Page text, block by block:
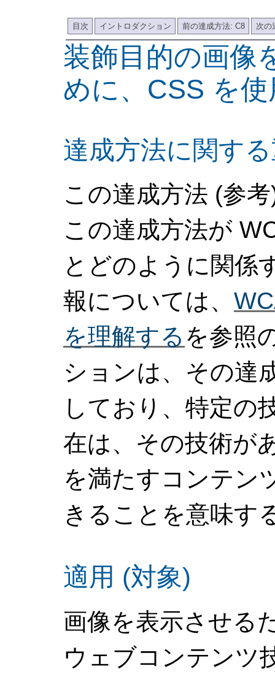
目次 イントロダクション 前の達成方法: C8 次の
装飾目的の画像
めに、CSS を
達成方法に関す
この達成方法 (参
この達成方法が
とどのように関係
報については、
を理解する を参照
ションは、その達
しており、特定の
在は、その技術が
を満たすコンテン
きることを意味す
適用 (対象)
画像を表示させる
ウェブコンテンツ